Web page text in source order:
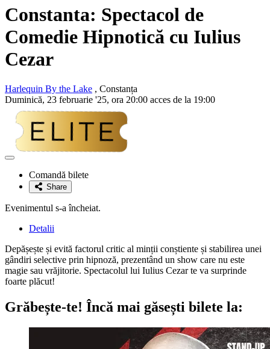
Constanta: Spectacol de
Comedie Hipnotică cu Iulius
Cezar
Harlequin By the Lake , Constanța
Duminică, 23 februarie '25, ora 20:00 acces de la 19:00
Adaugă
favoriteComandă bilete
Share
Evenimentul s-a încheiat.
Detalii
Depășește și evită factorul critic al minții conștiente și stabilirea unei
gândiri selective prin hipnoză, prezentând un show care nu este
magie sau vrăjitorie. Spectacolul lui Iulius Cezar te va surprinde
foarte plăcut!
Grăbește-te! Încă mai găsești bilete la: